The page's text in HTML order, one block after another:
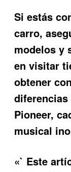
Si estás
carro,
modelos y
en visitar
obtener
diferencias
Pioneer,
musical
«` Este